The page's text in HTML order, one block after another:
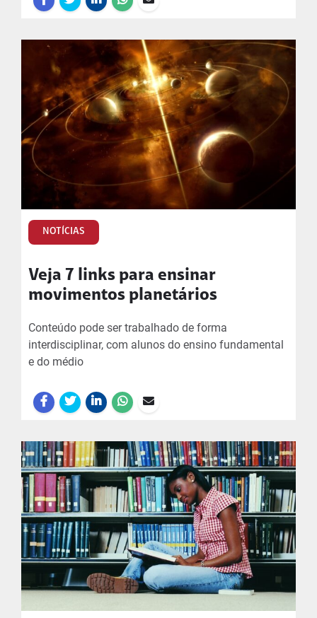
NOTÍCIAS
Veja 7 links para ensinar
movimentos planetários
Conteúdo pode ser trabalhado de forma
interdisciplinar, com alunos do ensino fundamental
e do médio